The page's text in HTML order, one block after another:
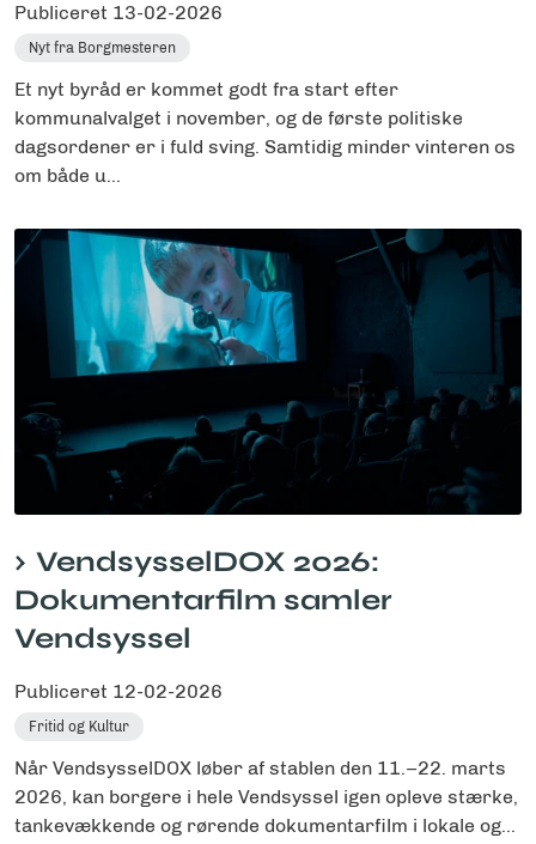
Publiceret 13-02-2026
Nyt fra Borgmesteren
Et nyt byråd er kommet godt fra start efter
kommunalvalget i november, og de første politiske
dagsordener er i fuld sving. Samtidig minder vinteren os
om både u...
VendsysselDOX 2026:
Dokumentarfilm samler
Vendsyssel
Publiceret 12-02-2026
Fritid og Kultur
Når VendsysselDOX løber af stablen den 11.–22. marts
2026, kan borgere i hele Vendsyssel igen opleve stærke,
tankevækkende og rørende dokumentarfilm i lokale og...